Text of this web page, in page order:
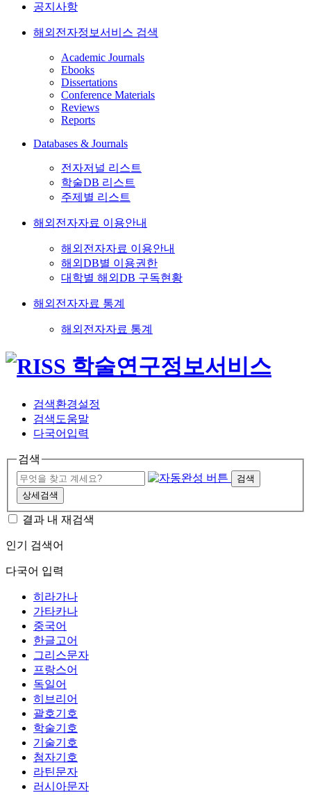
공지사항
해외전자정보서비스 검색
Academic Journals
Ebooks
Dissertations
Conference Materials
Reviews
Reports
Databases & Journals
전자저널 리스트
학술DB 리스트
주제별 리스트
해외전자자료 이용안내
해외전자자료 이용안내
해외DB별 이용권한
대학별 해외DB 구독현황
해외전자자료 통계
해외전자자료 통계
검색환경설정
검색도움말
다국어입력
검색
검색
상세검색
결과 내 재검색
인기 검색어
다국어 입력
히라가나
가타카나
중국어
한글고어
그리스문자
프랑스어
독일어
히브리어
괄호기호
학술기호
기술기호
첨자기호
라틴문자
러시아문자